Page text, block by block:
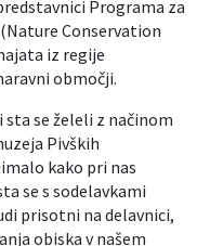
Programa za
Conservation
iz regije
območji.
se želeli z načinom
Pivških
kako pri nas
se s sodelavkami
prisotni na delavnici,
obiska v našem